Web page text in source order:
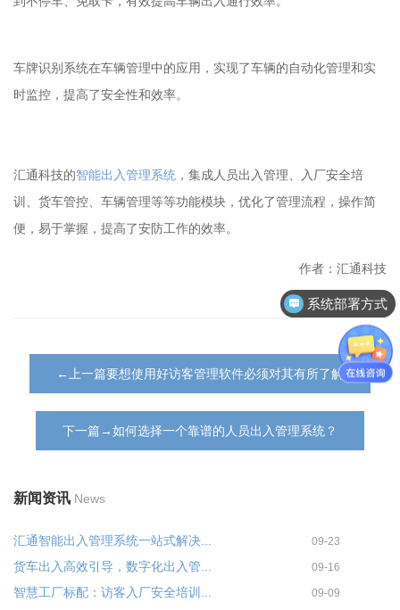
车牌识别系统在车辆管理中的应用，实现了车辆的自动化管理和实
时监控，提高了安全性和效率。
汇通科技的智能出入管理系统 ，集成人员出入管理、入厂安全培
训、货车管控、车辆管理等等功能模块，优化了管理流程，操作简
便，易于掌握，提高了安防工作的效率。
作者：汇通科技
←上一篇要想使用好访客管理软件必须对其有所了解
下一篇→如何选择一个靠谱的人员出入管理系统？
新闻资讯 News
汇通智能出入管理系统一站式解决... 09-23
货车出入高效引导，数字化出入管... 09-16
智慧工厂标配：访客入厂安全培训... 09-09
系统部署方式